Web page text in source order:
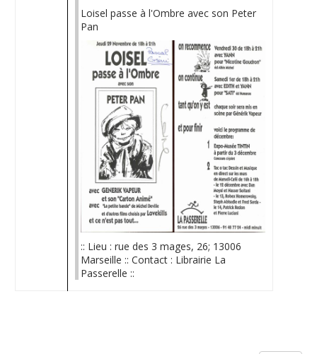
Loisel passe à l'Ombre avec son Peter
Pan
:: Lieu : rue des 3 mages, 26; 13006
Marseille :: Contact : Librairie La
Passerelle ::